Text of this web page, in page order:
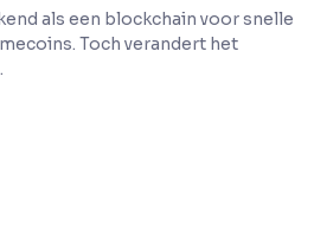
als een blockchain voor snelle
Toch verandert het